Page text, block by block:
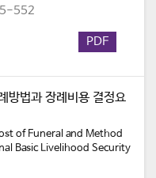
552
PDF
방법과 장례비용 결정요
of Funeral and Method
Basic Livelihood Security